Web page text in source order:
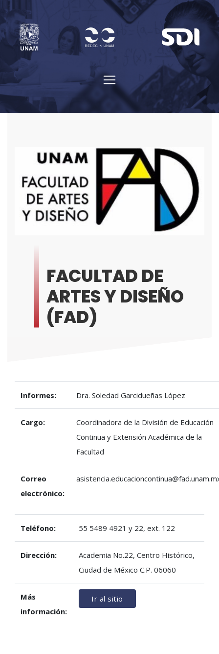
FACULTAD DE
ARTES Y DISEÑO
(FAD)
Informes: Dra. Soledad Garcidueñas López
Cargo:
Coordinadora de la División de Educación
Continua y Extensión Académica de la
Facultad
Correo
electrónico:
Teléfono: 55 5489 4921 y 22, ext. 122
Dirección:
Academia No.22, Centro Histórico,
Ciudad de México C.P. 06060
Más
información:
Ir al sitio